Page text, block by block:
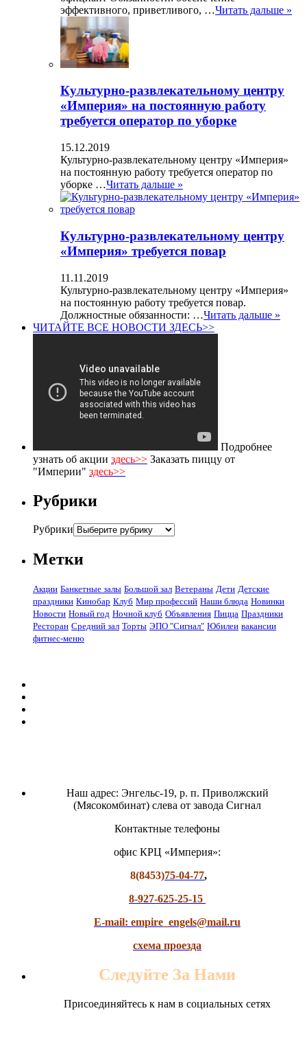
эффективного, приветливого, …Читать дальше »
Культурно-развлекательному центру
«Империя» на постоянную работу
требуется оператор по уборке
15.12.2019
Культурно-развлекательному центру «Империя»
на постоянную работу требуется оператор по
уборке …Читать дальше »
Культурно-развлекательному центру
«Империя» требуется повар
11.11.2019
Культурно-развлекательному центру «Империя»
на постоянную работу требуется повар.
Должностные обязанности: …Читать дальше »
ЧИТАЙТЕ ВСЕ НОВОСТИ ЗДЕСЬ>>
Подробнее
узнать об акции здесь>> Заказать пиццу от
"Империи" здесь>>
Рубрики
Рубрики
Метки
Акции Банкетные залы Большой зал Ветераны Дети Детские
праздники Кинобар Клуб Мир профессий Наши блюда Новинки
Новости Новый год Ночной клуб Объявления Пицца Праздники
Ресторан Средний зал Торты ЭПО "Сигнал" Юбилеи вакансии
фитнес-меню
Наш адрес: Энгельс-19, р. п. Приволжский
(Мясокомбинат) слева от завода Сигнал
Контактные телефоны
офис КРЦ «Империя»:
8(8453)75-04-77,
8-927-625-25-15
E-mail: empire_engels@mail.ru
схема проезда
Следуйте За Нами
Присоединяйтесь к нам в социальных сетях